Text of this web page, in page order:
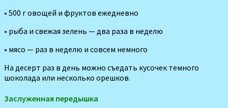
• 500 г овощей и фруктов ежедневно
• рыба и свежая зелень — два раза в неделю
• мясо — раз в неделю и совсем немного
На десерт раз в день можно съедать кусочек темного
шоколада или несколько орешков.
Заслуженная передышка